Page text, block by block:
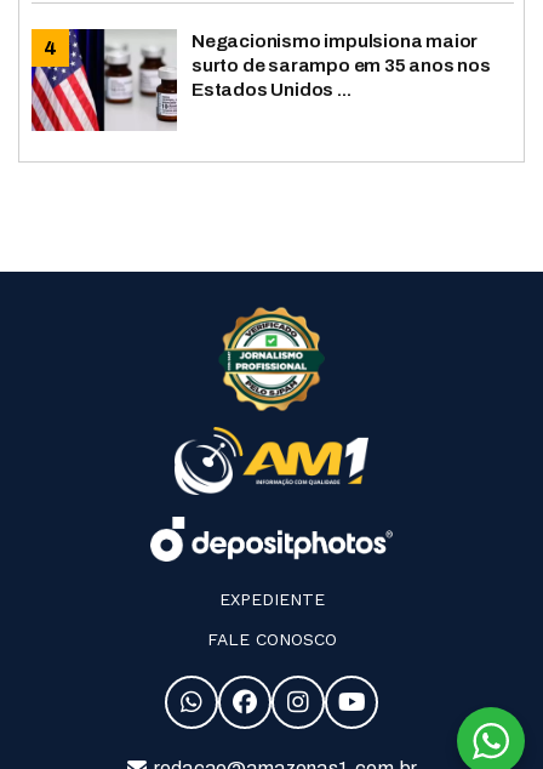
Negacionismo impulsiona maior
surto de sarampo em 35 anos nos
Estados Unidos ...
EXPEDIENTE
FALE CONOSCO